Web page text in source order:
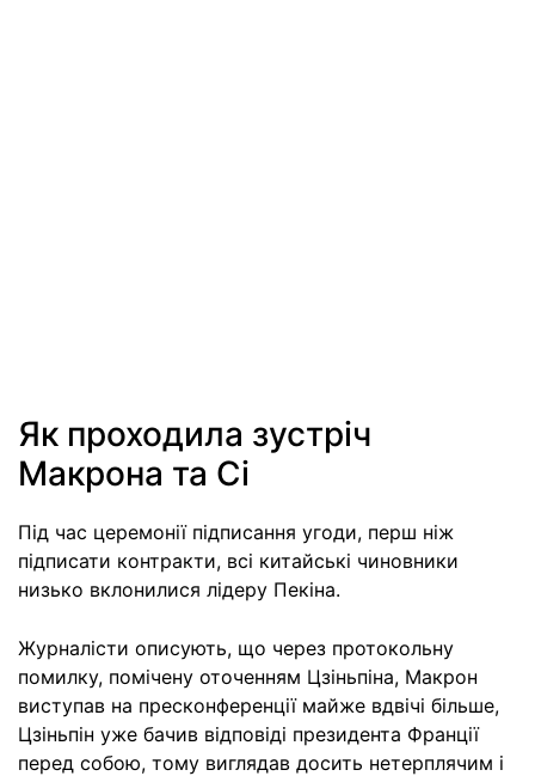
Як проходила зустріч
Макрона та Сі
Під час церемонії підписання угоди, перш ніж
підписати контракти, всі китайські чиновники
низько вклонилися лідеру Пекіна.
Журналісти описують, що через протокольну
помилку, помічену оточенням Цзіньпіна, Макрон
виступав на пресконференції майже вдвічі більше,
Цзіньпін уже бачив відповіді президента Франції
перед собою, тому виглядав досить нетерплячим і